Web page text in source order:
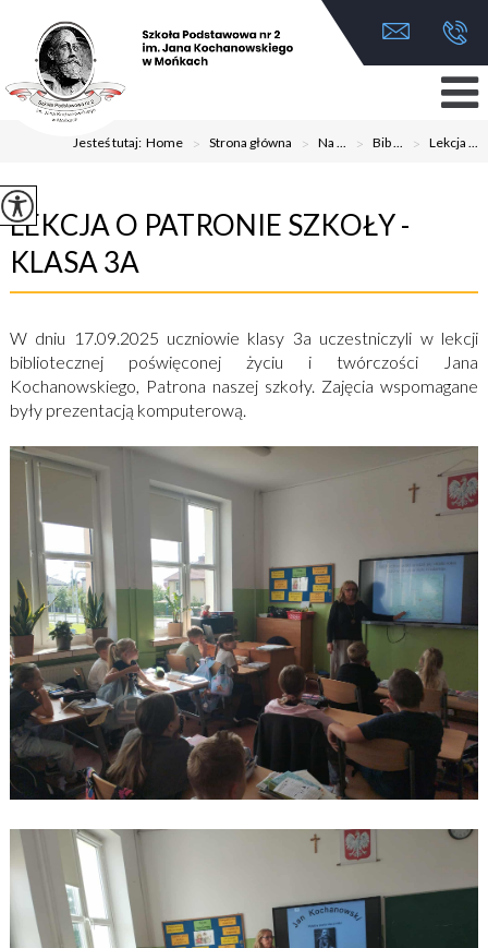
Jesteś tutaj:Home > Strona główna > Na ... > Bib ... > Lekcja ...
LEKCJA O PATRONIE SZKOŁY -
KLASA 3A
W dniu 17.09.2025 uczniowie klasy 3a uczestniczyli w lekcji
bibliotecznej poświęconej życiu i twórczości Jana
Kochanowskiego, Patrona naszej szkoły. Zajęcia wspomagane
były prezentacją komputerową.